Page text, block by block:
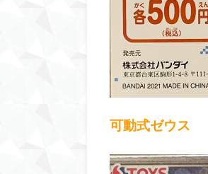
可動式ゼウス